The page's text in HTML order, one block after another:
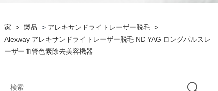
家 > 製品 > アレキサンドライトレーザー脱毛 >
Alexway アレキサンドライトレーザー脱毛 ND YAG ロングパルスレ
ーザー血管色素除去美容機器